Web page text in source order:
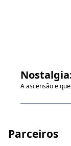
A ascensão e
Parceiros